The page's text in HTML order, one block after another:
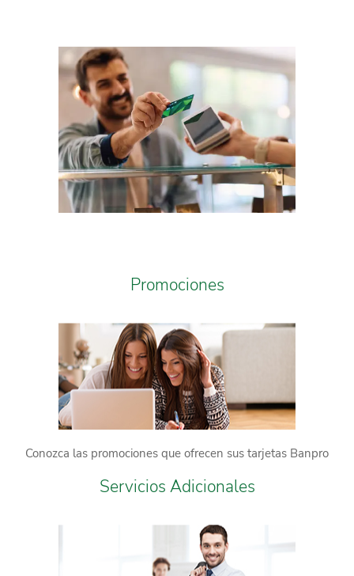
Promociones
Conozca las promociones que ofrecen sus tarjetas Banpro
Servicios Adicionales